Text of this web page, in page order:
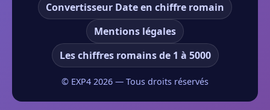
Convertisseur Date en chiffre romain
Mentions légales
Les chiffres romains de 1 à 5000
© EXP4 2026 — Tous droits réservés